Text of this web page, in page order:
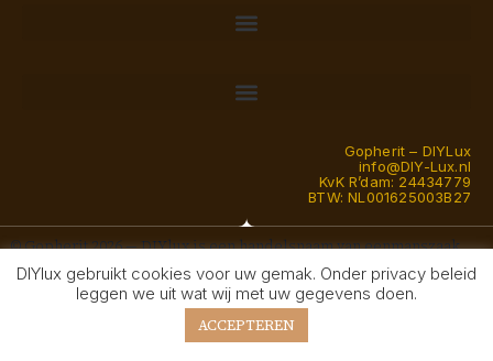
Gopherit – DIYLux
info@DIY-Lux.nl
KvK R’dam: 24434779
BTW: NL001625003B27
© Gopherit 2026 — DIYlux is een handelsnaam van eenmanszaak
2026
DIYlux gebruikt cookies voor uw gemak. Onder privacy beleid
leggen we uit wat wij met uw gegevens doen.
ACCEPTEREN